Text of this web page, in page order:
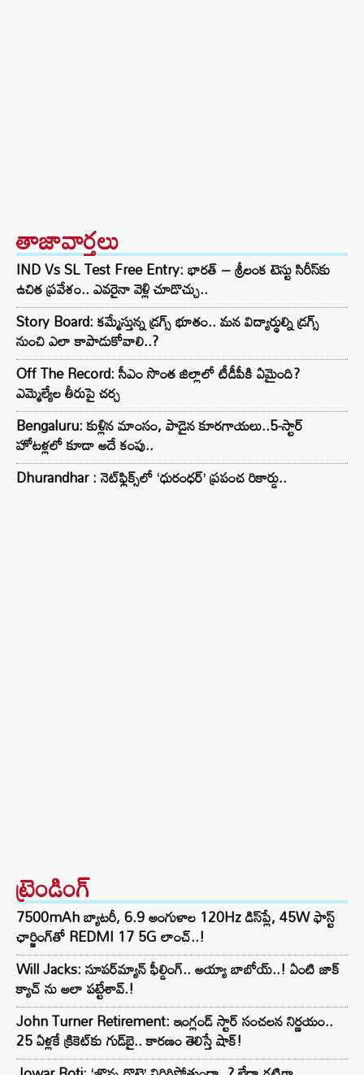
తాజావార్తలు
IND Vs SL Test Free Entry: భారత్ – శ్రీలంక టెస్టు సిరీస్‌కు
ఉచిత ప్రవేశం.. ఎవరైనా వెళ్లి చూడొచ్చు..
Story Board: కమ్మేస్తున్న డ్రగ్స్ భూతం.. మన విద్యార్థుల్ని డ్రగ్స్
నుంచి ఎలా కాపాడుకోవాలి..?
Off The Record: సీఎం సొంత జిల్లాలో టీడీపీకి ఏమైంది?
ఎమ్మెల్యేల తీరుపై చర్చ
Bengaluru: కుళ్లిన మాంసం, పాడైన కూరగాయలు..5-స్టార్
హోటళ్లలో కూడా అదే కంపు..
Dhurandhar : నెట్‌ఫ్లిక్స్‌లో ‘ధురంధర్’ ప్రపంచ రికార్డు..
ట్రెండింగ్‌
7500mAh బ్యాటరీ, 6.9 అంగుళాల 120Hz డిస్‌ప్లే, 45W ఫాస్ట్
ఛార్జింగ్‌తో REDMI 17 5G లాంచ్..!
Will Jacks: సూపర్‌మ్యాన్ ఫీల్డింగ్.. అయ్యా బాబోయ్..! ఏంటి జాక్
క్యాచ్ ను అలా పట్టేశావ్.!
John Turner Retirement: ఇంగ్లండ్ స్టార్ సంచలన నిర్ణయం..
25 ఏళ్లకే క్రికెట్‌కు గుడ్‌బై.. కారణం తెలిస్తే షాక్!